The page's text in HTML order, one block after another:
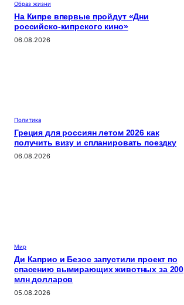
Образ жизни
На Кипре впервые пройдут «Дни
российско-кипрского кино»
06.08.2026
Политика
Греция для россиян летом 2026 как
получить визу и спланировать поездку
06.08.2026
Мир
Ди Каприо и Безос запустили проект по
спасению вымирающих животных за 200
млн долларов
05.08.2026